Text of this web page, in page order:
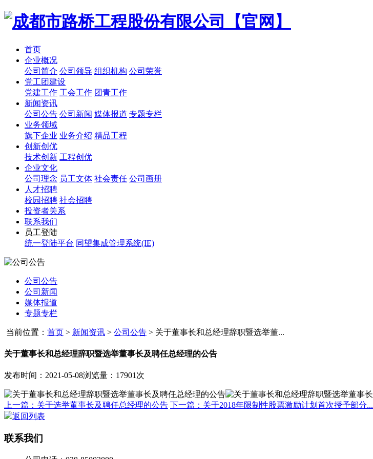
首页
企业概况
公司简介 公司领导 组织机构 公司荣誉
党工团建设
党建工作 工会工作 团青工作
新闻资讯
公司公告 公司新闻 媒体报道 专题专栏
业务领域
旗下企业 业务介绍 精品工程
创新创优
技术创新 工程创优
企业文化
公司理念 员工文体 社会责任 公司画册
人才招聘
校园招聘 社会招聘
投资者关系
联系我们
员工登陆
统一登陆平台 同望集成管理系统(IE)
公司公告
公司新闻
媒体报道
专题专栏
当前位置： 首页 > 新闻资讯 > 公司公告 > 关于董事长和总经理辞职暨选举董...
关于董事长和总经理辞职暨选举董事长及聘任总经理的公告
发布时间：2021-05-08浏览量：17901次
上一篇：关于选举董事长及聘任总经理的公告 下一篇：关于2018年限制性股票激励计划首次授予部分...
返回列表
联系我们